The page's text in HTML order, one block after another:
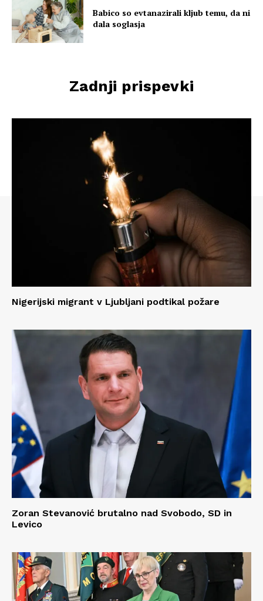
Babico so evtanazirali kljub temu, da ni
dala soglasja
Zadnji prispevki
Nigerijski migrant v Ljubljani podtikal požare
Zoran Stevanović brutalno nad Svobodo, SD in
Levico